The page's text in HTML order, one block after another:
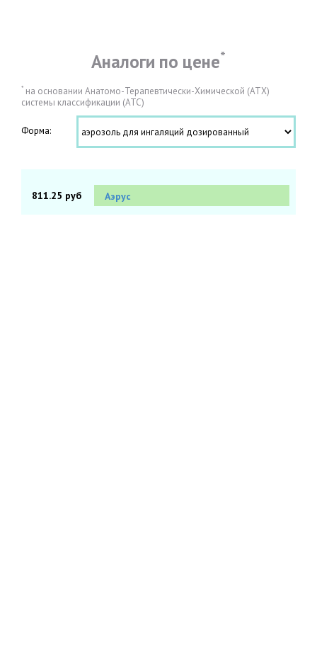
Аналоги по цене*
* на основании Анатомо-Терапевтически-Химической (АТХ)
системы классификации (АТС)
Форма:
811.25 руб Аэрус